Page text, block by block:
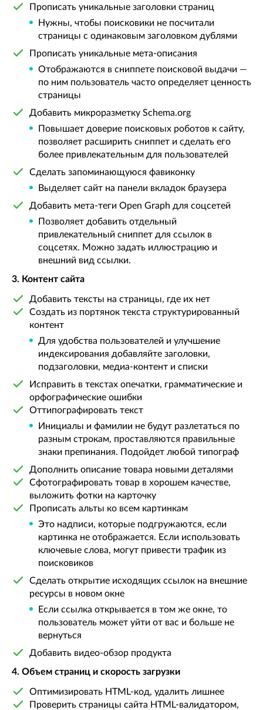
Прописать уникальные заголовки страниц
Нужны, чтобы поисковики не посчитали
страницы с одинаковым заголовком дублями
Прописать уникальные мета-описания
Отображаются в сниппете поисковой выдачи —
по ним пользователь часто определяет ценность
страницы
Добавить микроразметку Schema.org
Повышает доверие поисковых роботов к сайту,
позволяет расширить сниппет и сделать его
более привлекательным для пользователей
Сделать запоминающуюся фавиконку
Выделяет сайт на панели вкладок браузера
Добавить мета-теги Open Graph для соцсетей
Позволяет добавить отдельный
привлекательный сниппет для ссылок в
соцсетях. Можно задать иллюстрацию и
внешний вид ссылки.
3. Контент сайта
Добавить тексты на страницы, где их нет
Создать из портянок текста структурированный
контент
Для удобства пользователей и улучшение
индексирования добавляйте заголовки,
подзаголовки, медиа-контент и списки
Исправить в текстах опечатки, грамматические и
орфографические ошибки
Оттипографировать текст
Инициалы и фамилии не будут разлетаться по
разным строкам, проставляются правильные
знаки препинания. Подойдет любой типограф
Дополнить описание товара новыми деталями
Сфотографировать товар в хорошем качестве,
выложить фотки на карточку
Прописать альты ко всем картинкам
Это надписи, которые подгружаются, если
картинка не отображается. Если использовать
ключевые слова, могут привести трафик из
поисковиков
Сделать открытие исходящих ссылок на внешние
ресурсы в новом окне
Если ссылка открывается в том же окне, то
пользователь может уйти от вас и больше не
вернуться
Добавить видео-обзор продукта
4. Объем страниц и скорость загрузки
Оптимизировать HTML-код, удалить лишнее
Проверить страницы сайта HTML-валидатором,